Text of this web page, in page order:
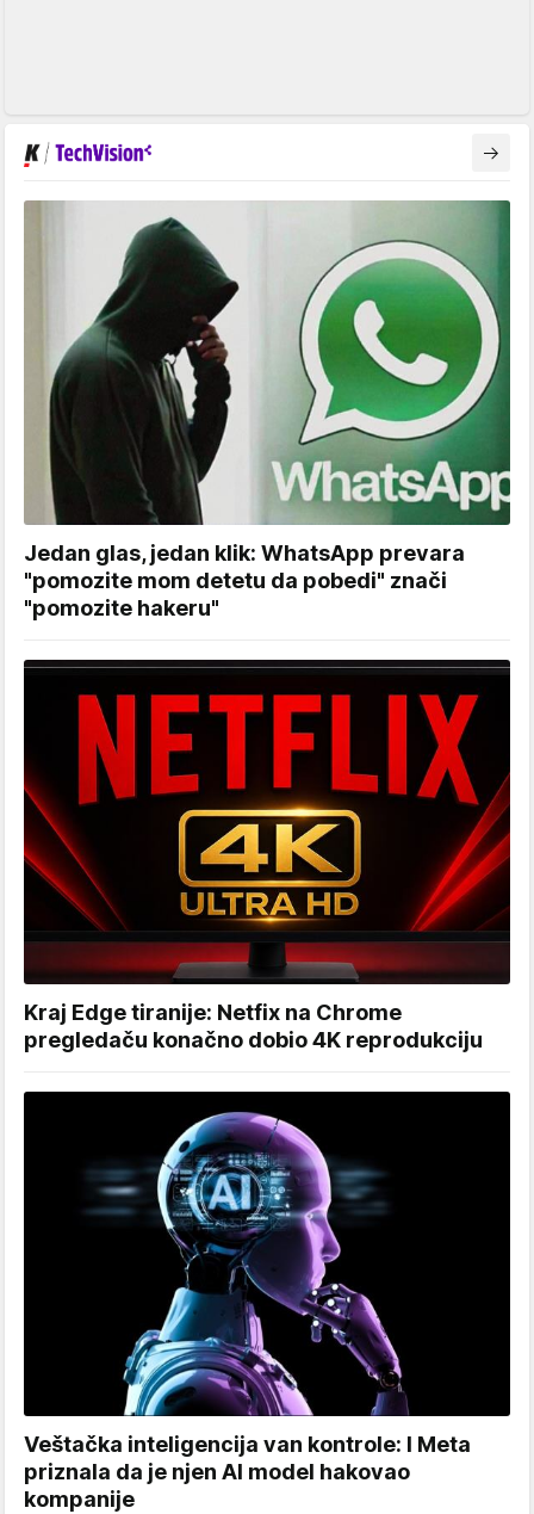
Jedan glas, jedan klik: WhatsApp prevara
"pomozite mom detetu da pobedi" znači
"pomozite hakeru"
Kraj Edge tiranije: Netfix na Chrome
pregledaču konačno dobio 4K reprodukciju
Veštačka inteligencija van kontrole: I Meta
priznala da je njen AI model hakovao
kompanije